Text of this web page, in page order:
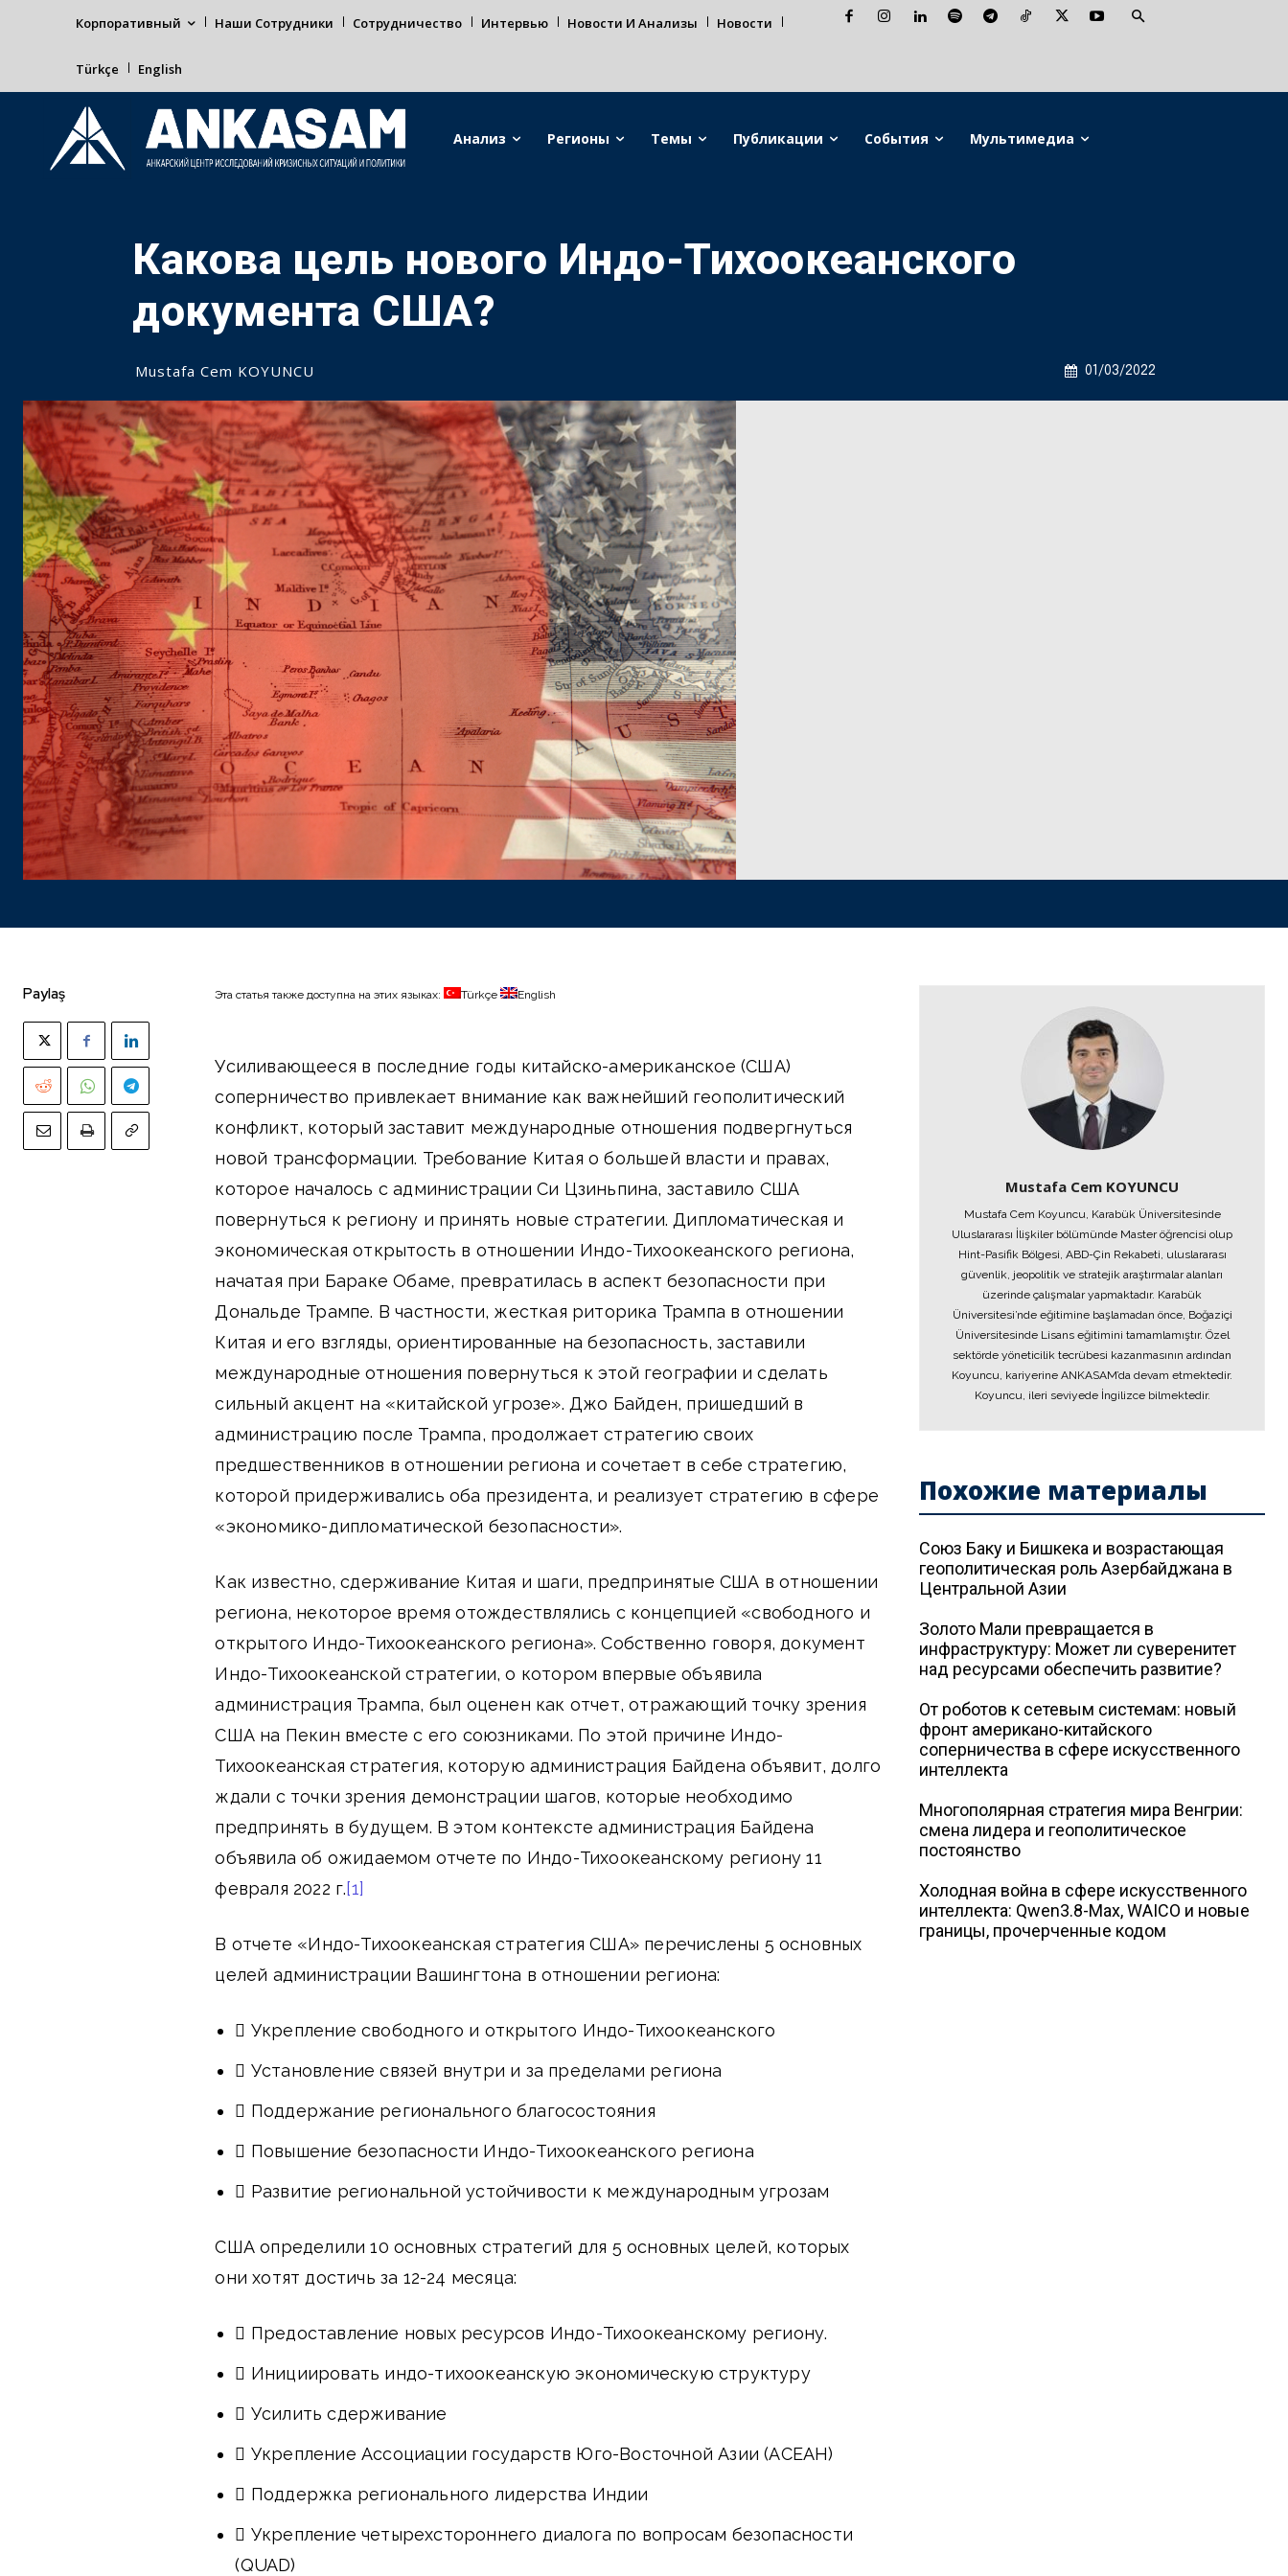
Корпоративный Наши Сотрудники Сотрудничество Интервью Новости И Анализы Новости
Türkçe English
Анализ Регионы Темы Публикации События Мультимедиа
Какова цель нового Индо-Тихоокеанского
документа США?
01/03/2022
Mustafa Cem KOYUNCU
Paylaş Эта статья также доступна на этих языках: Türkçe English
Усиливающееся в последние годы китайско-американское (США)
соперничество привлекает внимание как важнейший геополитический
конфликт, который заставит международные отношения подвергнуться
новой трансформации. Требование Китая о большей власти и правах,
которое началось с администрации Си Цзиньпина, заставило США
повернуться к региону и принять новые стратегии. Дипломатическая и
экономическая открытость в отношении Индо-Тихоокеанского региона,
начатая при Бараке Обаме, превратилась в аспект безопасности при
Дональде Трампе. В частности, жесткая риторика Трампа в отношении
Китая и его взгляды, ориентированные на безопасность, заставили
международные отношения повернуться к этой географии и сделать
сильный акцент на «китайской угрозе». Джо Байден, пришедший в
администрацию после Трампа, продолжает стратегию своих
предшественников в отношении региона и сочетает в себе стратегию,
которой придерживались оба президента, и реализует стратегию в сфере
«экономико-дипломатической безопасности».
Как известно, сдерживание Китая и шаги, предпринятые США в отношении
региона, некоторое время отождествлялись с концепцией «свободного и
открытого Индо-Тихоокеанского региона». Собственно говоря, документ
Индо-Тихоокеанской стратегии, о котором впервые объявила
администрация Трампа, был оценен как отчет, отражающий точку зрения
США на Пекин вместе с его союзниками. По этой причине Индо-
Тихоокеанская стратегия, которую администрация Байдена объявит, долго
ждали с точки зрения демонстрации шагов, которые необходимо
предпринять в будущем. В этом контексте администрация Байдена
объявила об ожидаемом отчете по Индо-Тихоокеанскому региону 11
февраля 2022 г.[1]
В отчете «Индо-Тихоокеанская стратегия США» перечислены 5 основных
целей администрации Вашингтона в отношении региона:
 Укрепление свободного и открытого Индо-Тихоокеанского
 Установление связей внутри и за пределами региона
 Поддержание регионального благосостояния
 Повышение безопасности Индо-Тихоокеанского региона
 Развитие региональной устойчивости к международным угрозам
США определили 10 основных стратегий для 5 основных целей, которых
они хотят достичь за 12-24 месяца:
 Предоставление новых ресурсов Индо-Тихоокеанскому региону.
 Инициировать индо-тихоокеанскую экономическую структуру
 Усилить сдерживание
 Укрепление Ассоциации государств Юго-Восточной Азии (АСЕАН)
 Поддержка регионального лидерства Индии
 Укрепление четырехстороннего диалога по вопросам безопасности
(QUAD)
Mustafa Cem KOYUNCU
Mustafa Cem Koyuncu, Karabük Üniversitesinde
Uluslararası İlişkiler bölümünde Master öğrencisi olup
Hint-Pasifik Bölgesi, ABD-Çin Rekabeti, uluslararası
güvenlik, jeopolitik ve stratejik araştırmalar alanları
üzerinde çalışmalar yapmaktadır. Karabük
Üniversitesi’nde eğitimine başlamadan önce, Boğaziçi
Üniversitesinde Lisans eğitimini tamamlamıştır. Özel
sektörde yöneticilik tecrübesi kazanmasının ardından
Koyuncu, kariyerine ANKASAM’da devam etmektedir.
Koyuncu, ileri seviyede İngilizce bilmektedir.
Похожие материалы
Союз Баку и Бишкека и возрастающая
геополитическая роль Азербайджана в
Центральной Азии
Золото Мали превращается в
инфраструктуру: Может ли суверенитет
над ресурсами обеспечить развитие?
От роботов к сетевым системам: новый
фронт американо-китайского
соперничества в сфере искусственного
интеллекта
Многополярная стратегия мира Венгрии:
смена лидера и геополитическое
постоянство
Холодная война в сфере искусственного
интеллекта: Qwen3.8-Max, WAICO и новые
границы, прочерченные кодом